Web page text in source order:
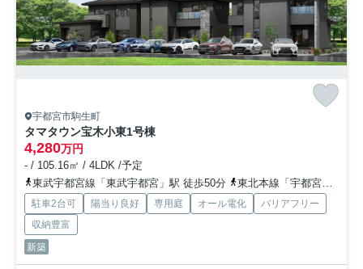
宇都宮市駒生町
タマタウン宝木小東1号棟
4,280万円
- / 105.16㎡ / 4LDK /予定
東武宇都宮線「東武宇都宮」駅 徒歩50分
東北本線「宇都宮」駅 徒歩68分
駐車2台可 陽当り良好 専用庭 オール電化
バリアフリー
収納豊富
新築